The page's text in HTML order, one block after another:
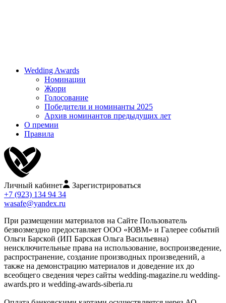
Wedding Awards
Номинации
Жюри
Голосование
Победители и номинанты 2025
Архив номинантов предыдущих лет
О премии
Правила
Личный кабинет
Зарегистрироваться
+7 (923) 134 94 34
wasafe@yandex.ru
При размещении материалов на Сайте Пользователь
безвозмездно предоставляет ООО «ЮВМ» и Галерее событий
Ольги Барской (ИП Барская Ольга Васильевна)
неисключительные права на использование, воспроизведение,
распространение, создание производных произведений, а
также на демонстрацию материалов и доведение их до
всеобщего сведения через сайты wedding-magazine.ru wedding-
awards.pro и wedding-awards-siberia.ru